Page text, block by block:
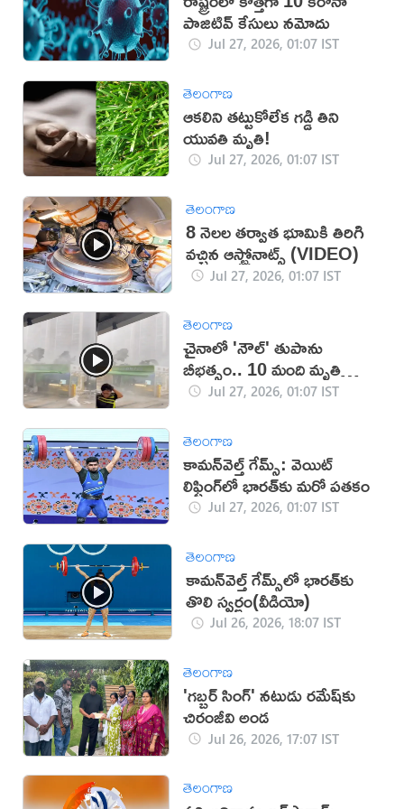
పాజిటివ్ కేసులు నమోదు
Jul 27, 2026, 01:07 IST
తెలంగాణ
ఆకలిని తట్టుకోలేక గడ్డి తిని
యువతి మృతి!
Jul 27, 2026, 01:07 IST
తెలంగాణ
8 నెలల తర్వాత భూమికి తిరిగి
వచ్చిన ఆస్ట్రోనాట్స్ (VIDEO)
Jul 27, 2026, 01:07 IST
తెలంగాణ
చైనాలో 'నౌల్‌' తుపాను
బీభత్సం.. 10 మంది మృతి
(VIDEO)
Jul 27, 2026, 01:07 IST
తెలంగాణ
కామన్‌వెల్త్ గేమ్స్‌: వెయిట్
లిఫ్టింగ్‌లో భారత్‌కు మరో పతకం
Jul 27, 2026, 01:07 IST
తెలంగాణ
కామన్‌వెల్త్ గేమ్స్‌లో భారత్‌కు
తొలి స్వర్ణం(వీడియో)
Jul 26, 2026, 18:07 IST
తెలంగాణ
'గబ్బర్ సింగ్' నటుడు రమేష్‌కు
చిరంజీవి అండ
Jul 26, 2026, 17:07 IST
తెలంగాణ